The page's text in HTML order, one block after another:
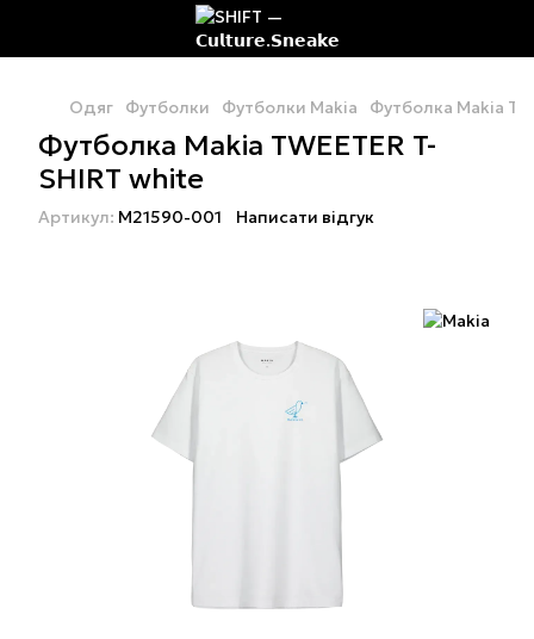
Одяг Футболки Футболки Makia Футболка Makia
Футболка Makia TWEETER T-
SHIRT white
Артикул: M21590-001 Написати відгук